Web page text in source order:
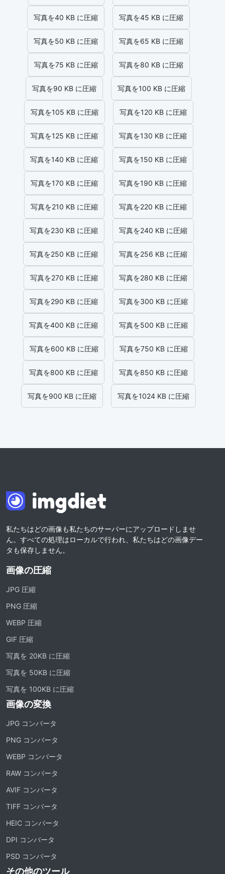
写真を40 KB に圧縮 写真を45 KB に圧縮
写真を50 KB に圧縮 写真を65 KB に圧縮
写真を75 KB に圧縮 写真を80 KB に圧縮
写真を90 KB に圧縮 写真を100 KB に圧縮
写真を105 KB に圧縮 写真を120 KB に圧縮
写真を125 KB に圧縮 写真を130 KB に圧縮
写真を140 KB に圧縮 写真を150 KB に圧縮
写真を170 KB に圧縮 写真を190 KB に圧縮
写真を210 KB に圧縮 写真を220 KB に圧縮
写真を230 KB に圧縮 写真を240 KB に圧縮
写真を250 KB に圧縮 写真を256 KB に圧縮
写真を270 KB に圧縮 写真を280 KB に圧縮
写真を290 KB に圧縮 写真を300 KB に圧縮
写真を400 KB に圧縮 写真を500 KB に圧縮
写真を600 KB に圧縮 写真を750 KB に圧縮
写真を800 KB に圧縮 写真を850 KB に圧縮
写真を900 KB に圧縮 写真を1024 KB に圧縮
私たちはどの画像も私たちのサーバーにアップロードしませ
ん。すべての処理はローカルで行われ、私たちはどの画像デー
タも保存しません。
画像の圧縮
JPG 圧縮
PNG 圧縮
WEBP 圧縮
GIF 圧縮
写真を 20KB に圧縮
写真を 50KB に圧縮
写真を 100KB に圧縮
画像の変換
JPG コンバータ
PNG コンバータ
WEBP コンバータ
RAW コンバータ
AVIF コンバータ
TIFF コンバータ
HEIC コンバータ
DPI コンバータ
PSD コンバータ
その他のツール